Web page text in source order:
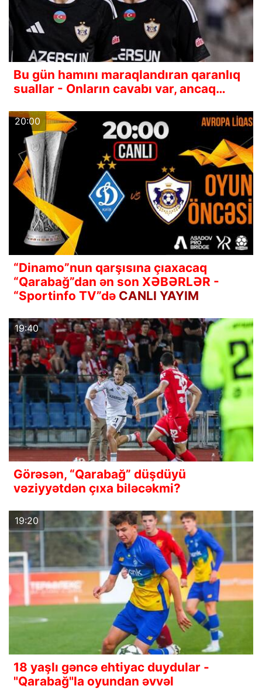
Bu gün hamını maraqlandıran qaranlıq
suallar - Onların cavabı var, ancaq…
20:00
“Dinamo”nun qarşısına çıaxacaq
“Qarabağ”dan ən son XƏBƏRLƏR -
“Sportinfo TV”də CANLI YAYIM
19:40
Görəsən, “Qarabağ” düşdüyü
vəziyyətdən çıxa biləcəkmi?
19:20
18 yaşlı gəncə ehtiyac duydular -
"Qarabağ"la oyundan əvvəl